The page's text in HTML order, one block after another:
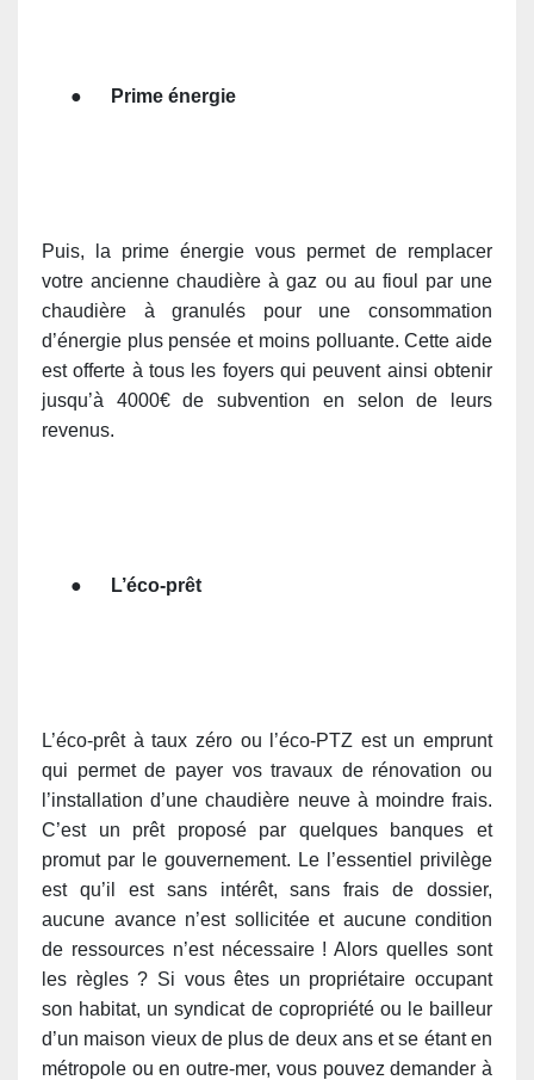
● Prime énergie
Puis, la prime énergie vous permet de remplacer
votre ancienne chaudière à gaz ou au fioul par une
chaudière à granulés pour une consommation
d’énergie plus pensée et moins polluante. Cette aide
est offerte à tous les foyers qui peuvent ainsi obtenir
jusqu’à 4000€ de subvention en selon de leurs
revenus.
● L’éco-prêt
L’éco-prêt à taux zéro ou l’éco-PTZ est un emprunt
qui permet de payer vos travaux de rénovation ou
l’installation d’une chaudière neuve à moindre frais.
C’est un prêt proposé par quelques banques et
promut par le gouvernement. Le l’essentiel privilège
est qu’il est sans intérêt, sans frais de dossier,
aucune avance n’est sollicitée et aucune condition
de ressources n’est nécessaire ! Alors quelles sont
les règles ? Si vous êtes un propriétaire occupant
son habitat, un syndicat de copropriété ou le bailleur
d’un maison vieux de plus de deux ans et se étant en
métropole ou en outre-mer, vous pouvez demander à